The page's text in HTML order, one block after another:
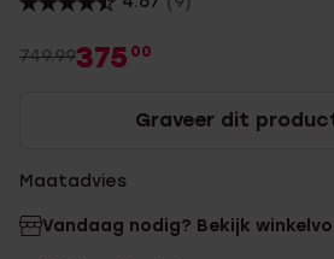
749.99375 00
Graveer dit
Maatadvies
Vandaag nodig? Bekijk